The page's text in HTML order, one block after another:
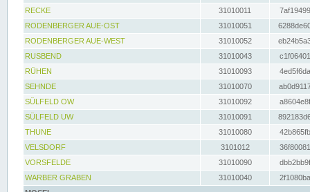
RECKE
31010011
RODENBERGER AUE-OST
31010051
RODENBERGER AUE-WEST
31010052
RUSBEND
31010043
RÜHEN
31010093
SEHNDE
31010070
SÜLFELD OW
31010092
SÜLFELD UW
31010091
THUNE
31010080
VELSDORF
3101012
VORSFELDE
31010090
WARBER GRABEN
31010040